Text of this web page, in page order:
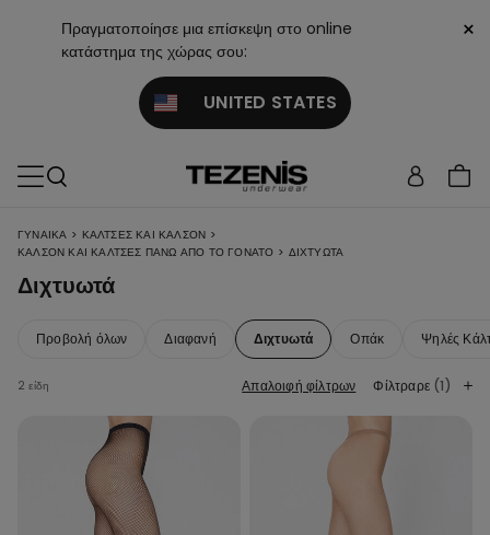
Πραγματοποίησε μια επίσκεψη στο online
κατάστημα της χώρας σου:
UNITED STATES
×
ΓΥΝΑΙΚΑ > ΚΆΛΤΣΕΣ ΚΑΙ ΚΑΛΣΌΝ >
ΚΑΛΣΌΝ ΚΑΙ ΚΆΛΤΣΕΣ ΠΆΝΩ ΑΠΌ ΤΟ ΓΌΝΑΤΟ > ΔΙΧΤΥΩΤΆ
Διχτυωτά
Προβολή όλων Διαφανή Διχτυωτά Οπάκ Ψηλές
2 είδη Απαλοιφή φίλτρων Φίλτραρε (1)